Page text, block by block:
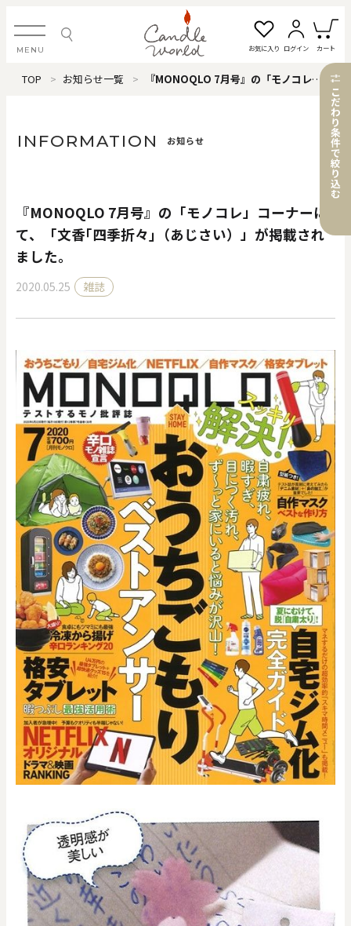
MENU お気に入り ログイン カート
ログイン・新規会員登録
すべてのアイテム
0 20000
円 ～ 円
クリア OK
色で探す
お買い物ガイド 企業情報 お知らせ お問い合わせ
TOP お知らせ一覧 『MONOQLO 7月号』の「モノコレ」コーナーにて、「文香｢四季折々｣（あじさい）」が掲載されました。
INFORMATION お知らせ
『MONOQLO 7月号』の「モノコレ」コーナーに
て、「文香｢四季折々｣（あじさい）」が掲載され
ました。
2020.05.25 雑誌
こ
だ
わ
り
条
件
で
絞
り
込
む